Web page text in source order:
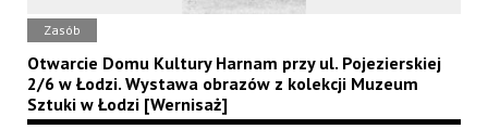
Zasób
Otwarcie Domu Kultury Harnam przy ul. Pojezierskiej
2/6 w Łodzi. Wystawa obrazów z kolekcji Muzeum
Sztuki w Łodzi [Wernisaż]